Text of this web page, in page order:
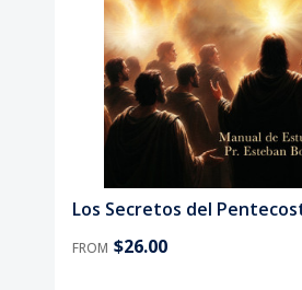
Los Secretos del
FROM $26.00